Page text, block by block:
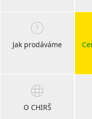
Jak prodáváme
O CHIRŠ